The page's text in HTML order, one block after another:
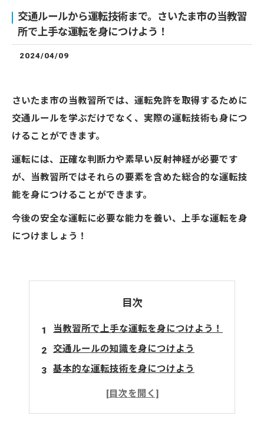
交通ルールから運転技術まで。さいたま市の当教習
所で上手な運転を身につけよう！
2024/04/09
さいたま市の当教習所では、運転免許を取得するために
交通ルールを学ぶだけでなく、実際の運転技術も身につ
けることができます。
運転には、正確な判断力や素早い反射神経が必要です
が、当教習所ではそれらの要素を含めた総合的な運転技
能を身につけることができます。
今後の安全な運転に必要な能力を養い、上手な運転を身
につけましょう！
目次
当教習所で上手な運転を身につけよう！
交通ルールの知識を身につけよう
基本的な運転技術を身につけよう
雨天時の運転技術を学ぼう